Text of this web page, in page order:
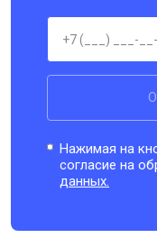
Нажимая на
согласие на
данных.